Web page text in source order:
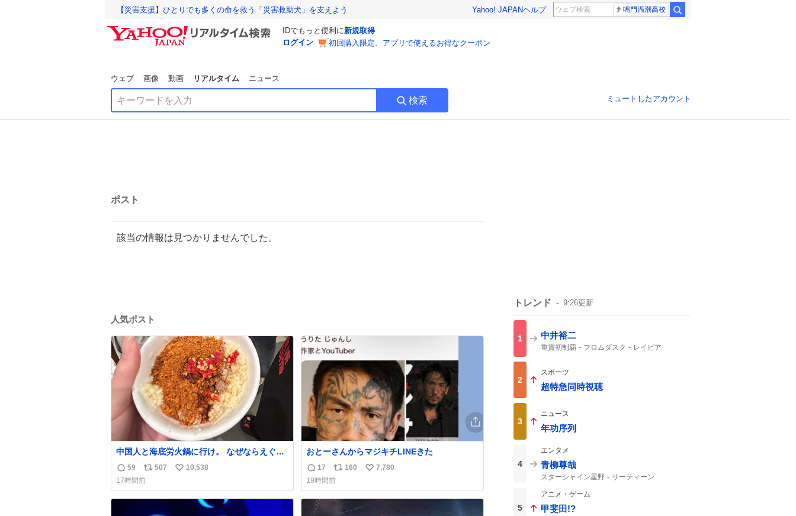
【災害支援】ひとりでも多くの命を救う「災害救助犬」を支えよう Yahoo! JAPANヘルプ 鳴門渦潮高校
IDでもっと便利に新規取得
ログイン
初回購入限定、アプリで使えるお得なクーポン
ウェブ 画像 動画 リアルタイム ニュース
検索 ミュートしたアカウント
ポスト
該当の情報は見つかりませんでした。
人気ポスト
中国人と海底労火鍋に行け。 なぜならえぐい
調合して美味しすぎる ソースを作ってくれる
から。
返
信
数
59
リ
ポ
ス
507
い
ね
10,538
17時間前
おとーさんからマジキチLINEきた
返
信
数
17
リ
ポ
ス
ト
160
い
ね
7,780
19時間前
トレンド 9:26更新
1 中井裕二
重賞初制覇 フロムダスク
レイピア
2
スポーツ
超特急同時視聴
3
ニュース
年功序列
4
エンタメ
青柳尊哉
スターシャイン星野
サーティーン
コードナンバーサーティーン
5
アニメ・ゲーム
甲斐田!?